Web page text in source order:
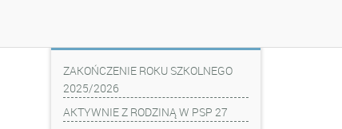
ZAKOŃCZENIE ROKU SZKOLNEGO
2025/2026
AKTYWNIE Z RODZINĄ W PSP 27